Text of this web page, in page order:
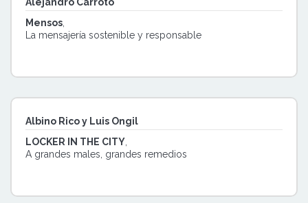
Mensos
La mensajería sostenible y responsable
Albino Rico y Luis Ongil
LOCKER IN THE CITY
A grandes males, grandes remedios